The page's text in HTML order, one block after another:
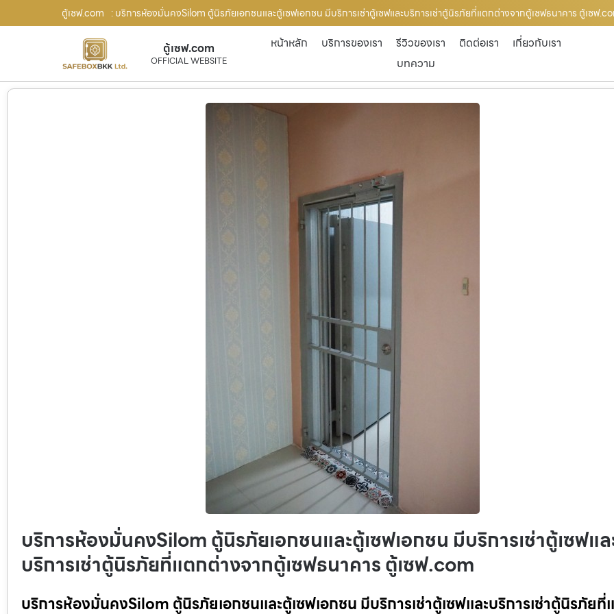
ตู้เซฟ.com : บริการห้องมั่นคงSilom ตู้นิรภัยเอกชนและตู้เซฟเอกชน มีบริการเช่าตู้เซฟและบริการเช่าตู้นิรภัยที่แตกต่างจากตู้เซฟธนาคาร ตู้เซฟ
ตู้เซฟ.com
OFFICIAL WEBSITE
หน้าหลัก บริการของเรา รีวิวของเรา ติดต่อเรา
เกี่ยวกับเรา
บทความ
บริการห้องมั่นคงSilom ตู้นิรภัยเอกชนและตู้เซฟเอกชน มีบริการเช่าตู้เซฟแล
บริการเช่าตู้นิรภัยที่แตกต่างจากตู้เซฟธนาคาร ตู้เซฟ.com
บริการห้องมั่นคงSilom ตู้นิรภัยเอกชนและตู้เซฟเอกชน มีบริการเช่าตู้เซฟและบริการเช่าตู้นิรภัยที่